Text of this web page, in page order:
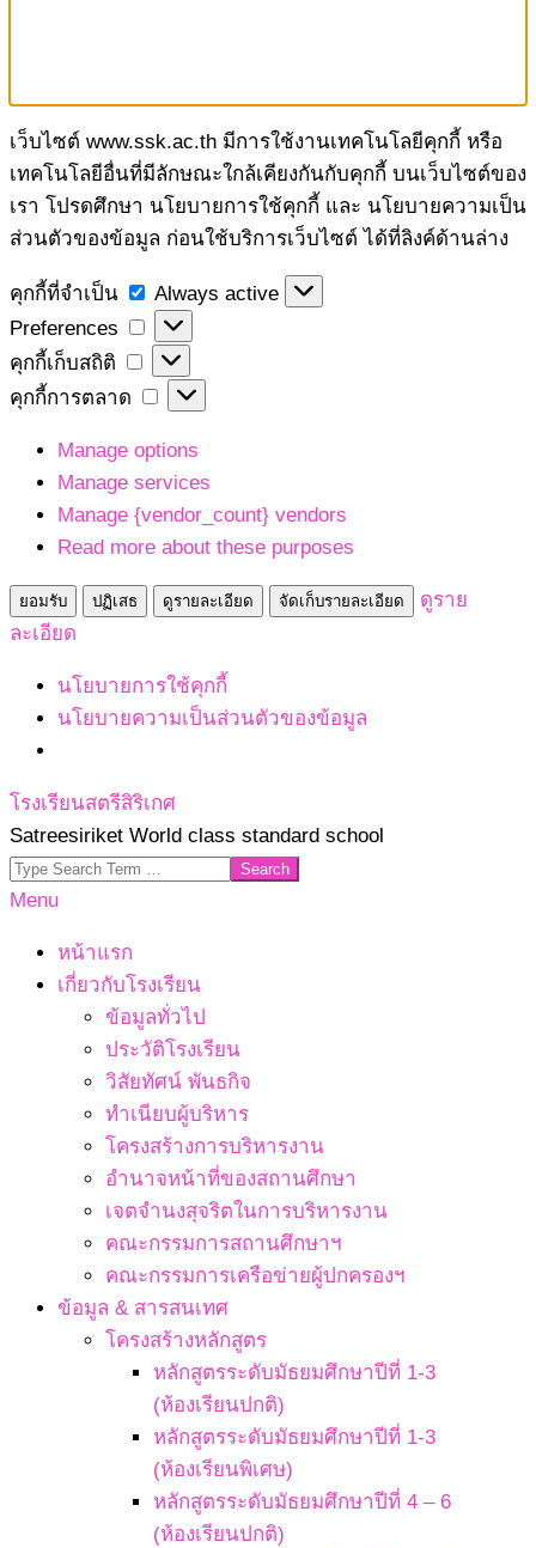
เว็บไซต์ www.ssk.ac.th มีการใช้งานเทคโนโลยีคุกกี้ หรือ
เทคโนโลยีอื่นที่มีลักษณะใกล้เคียงกันกับคุกกี้ บนเว็บไซต์ของ
เรา โปรดศึกษา นโยบายการใช้คุกกี้ และ นโยบายความเป็น
ส่วนตัวของข้อมูล ก่อนใช้บริการเว็บไซต์ ได้ที่ลิงค์ด้านล่าง
คุกกี้ที่จำเป็น
คุกกี้
ที่
จำเป็น
Always active
Preferences
Preferences
คุกกี้เก็บสถิติ
คุกกี้
เก็บ
คุกกี้การตลาด
คุกกี้
ตลาด
Manage options
Manage services
Manage {vendor_count} vendors
Read more about these purposes
ยอมรับ ปฏิเสธ ดูรายละเอียด จัดเก็บรายละเอียด
ดูราย
ละเอียด
นโยบายการใช้คุกกี้
นโยบายความเป็นส่วนตัวของข้อมูล
Skip
to
content
โรงเรียนสตรีสิริเกศ
Satreesiriket World class standard school
Search
Primary
Menu
หน้าแรก
เกี่ยวกับโรงเรียน
ข้อมูลทั่วไป
ประวัติโรงเรียน
วิสัยทัศน์ พันธกิจ
ทำเนียบผู้บริหาร
โครงสร้างการบริหารงาน
อำนาจหน้าที่ของสถานศึกษา
เจตจํานงสุจริตในการบริหารงาน
คณะกรรมการสถานศึกษาฯ
คณะกรรมการเครือข่ายผู้ปกครองฯ
ข้อมูล & สารสนเทศ
โครงสร้างหลักสูตร
หลักสูตรระดับมัธยมศึกษาปีที่ 1-3
(ห้องเรียนปกติ)
หลักสูตรระดับมัธยมศึกษาปีที่ 1-3
(ห้องเรียนพิเศษ)
หลักสูตรระดับมัธยมศึกษาปีที่ 4 – 6
(ห้องเรียนปกติ)